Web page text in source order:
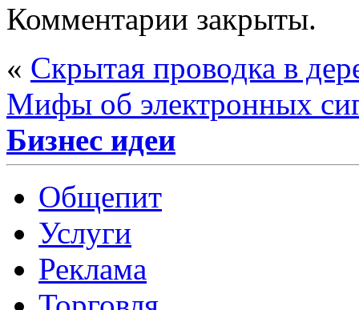
Комментарии закрыты.
« Скрытая проводка в
Мифы об электронных
Бизнес идеи
Общепит
Услуги
Реклама